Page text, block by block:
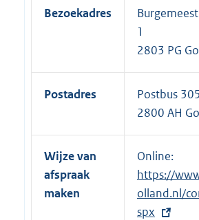
Bezoekadres
1
2803 PG
Postadres
Postbus 305
2800 AH
Wijze van
afspraak
maken
Online:
x
t
https://
olland.nl/
spx